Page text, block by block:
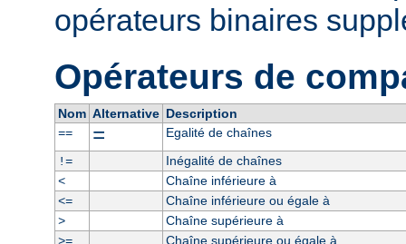
opérateurs binaires
Opérateurs de
Nom Alternative Description
==
=
Egalité de chaînes
!=
Inégalité de chaînes
<
Chaîne inférieure à
<=
Chaîne inférieure ou égale à
>
Chaîne supérieure à
Chaîne supérieure ou égale à